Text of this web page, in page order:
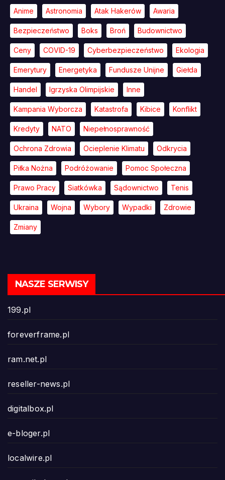
Anime Astronomia Atak Hakerów Awaria
Bezpieczeństwo Boks Broń Budownictwo
Ceny COVID-19 Cyberbezpieczeństwo Ekologia
Emerytury Energetyka Fundusze Unijne Giełda
Handel Igrzyska Olimpijskie Inne
Kampania Wyborcza Katastrofa Kibice Konflikt
Kredyty NATO Niepełnosprawność
Ochrona Zdrowia Ocieplenie Klimatu Odkrycia
Piłka Nożna Podróżowanie Pomoc Społeczna
Prawo Pracy Siatkówka Sądownictwo Tenis
Ukraina Wojna Wybory Wypadki Zdrowie
Zmiany
NASZE SERWISY
199.pl
foreverframe.pl
ram.net.pl
reseller-news.pl
digitalbox.pl
e-bloger.pl
localwire.pl